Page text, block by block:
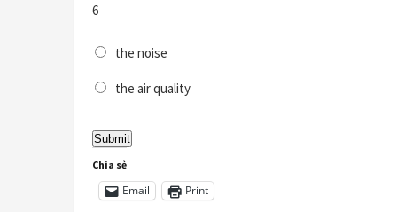
6
the noise
the air quality
Chia sẻ
Email Print